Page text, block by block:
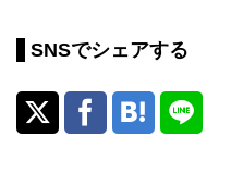
SNSでシェアする